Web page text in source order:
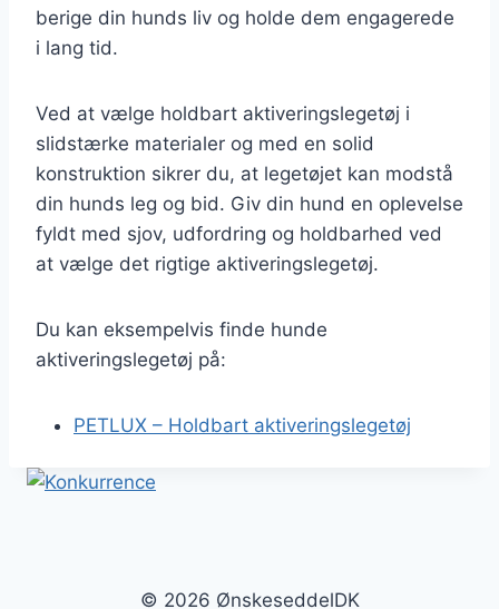
berige din hunds liv og holde dem engagerede
i lang tid.
Ved at vælge holdbart aktiveringslegetøj i
slidstærke materialer og med en solid
konstruktion sikrer du, at legetøjet kan modstå
din hunds leg og bid. Giv din hund en oplevelse
fyldt med sjov, udfordring og holdbarhed ved
at vælge det rigtige aktiveringslegetøj.
Du kan eksempelvis finde hunde
aktiveringslegetøj på:
PETLUX – Holdbart aktiveringslegetøj
© 2026 ØnskeseddelDK